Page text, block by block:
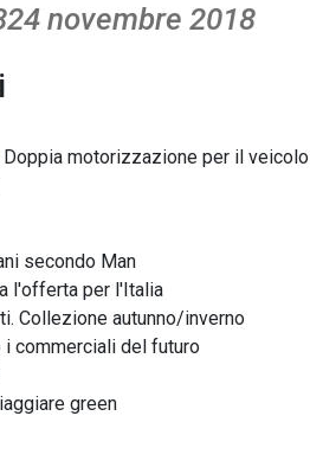
novembre 2018
Doppia motorizzazione per il veicolo
secondo Man
l'offerta per l'Italia
Collezione autunno/inverno
i commerciali del futuro
green